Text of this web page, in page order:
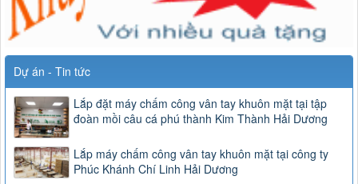
Dự án - Tin tức
Lắp đặt máy chấm công vân tay khuôn mặt tại tập
đoàn mồi câu cá phú thành Kim Thành Hải Dương
Lắp máy chấm công vân tay khuôn mặt tại công ty
Phúc Khánh Chí Linh Hải Dương